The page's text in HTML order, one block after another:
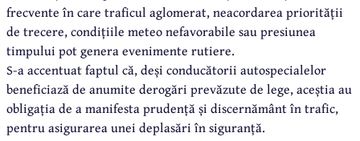
frecvente în care traficul aglomerat, neacordarea priorității
de trecere, condițiile meteo nefavorabile sau presiunea
timpului pot genera evenimente rutiere.
S-a accentuat faptul că, deși conducătorii autospecialelor
beneficiază de anumite derogări prevăzute de lege, aceștia au
obligația de a manifesta prudență și discernământ în trafic,
pentru asigurarea unei deplasări în siguranță.